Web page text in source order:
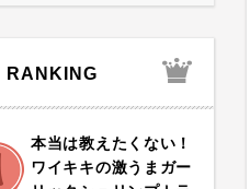
RANKING
FOOD
本当は教えたくない！
ワイキキの激うまガー